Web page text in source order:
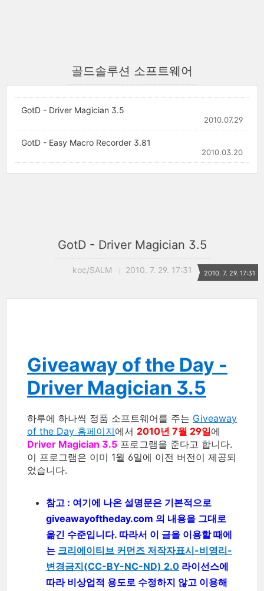
골드솔루션 소프트웨어
GotD - Driver Magician 3.5
2010.07.29
GotD - Easy Macro Recorder 3.81
2010.03.20
GotD - Driver Magician 3.5
koc/SALM 2010. 7. 29. 17:31 2010. 7. 29. 17:31
Giveaway of the Day -
Driver Magician 3.5
하루에 하나씩 정품 소프트웨어를 주는 Giveaway
of the Day 홈페이지에서 2010년 7월 29일에
Driver Magician 3.5 프로그램을 준다고 합니다.
이 프로그램은 이미 1월 6일에 이전 버전이 제공되
었습니다.
참고 : 여기에 나온 설명문은 기본적으로
giveawayoftheday.com 의 내용을 그대로
옮긴 수준입니다. 따라서 이 글을 이용할 때에
는 크리에이티브 커먼즈 저작자표시-비영리-
변경금지(CC-BY-NC-ND) 2.0 라이선스에
따라 비상업적 용도로 수정하지 않고 이용해